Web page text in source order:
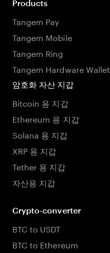
Products
Tangem Pay
Tangem Mobile
Tangem Ring
Tangem Hardware Wallet
암호화 자산 지갑
Bitcoin 용 지갑
Ethereum 용 지갑
Solana 용 지갑
XRP 용 지갑
Tether 용 지갑
자산용 지갑
Crypto-converter
BTC to USDT
BTC to Ethereum